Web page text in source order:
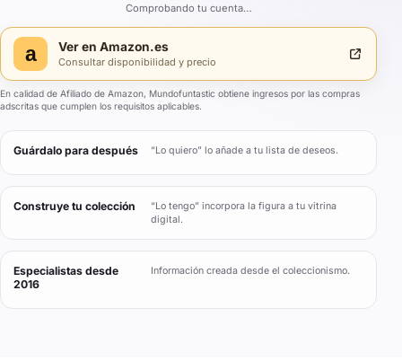
Comprobando tu cuenta…
a Ver en Amazon.es
Consultar disponibilidad y precio
En calidad de Afiliado de Amazon, Mundofuntastic obtiene ingresos por las compras
adscritas que cumplen los requisitos aplicables.
Guárdalo para después “Lo quiero” lo añade a tu lista de deseos.
Construye tu colección
“Lo tengo” incorpora la figura a tu vitrina
digital.
Especialistas desde
2016
Información creada desde el coleccionismo.